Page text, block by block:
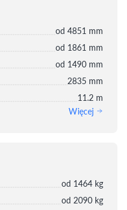
od 4851 mm
od 1861 mm
od 1490 mm
2835 mm
11.2 m
Więcej
od 1464 kg
od 2090 kg